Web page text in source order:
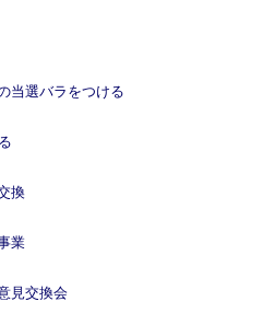
当選バラをつける
換
業
見交換会